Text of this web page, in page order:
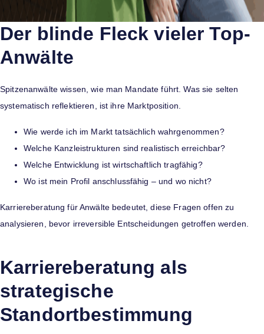
Der blinde Fleck vieler Top-
Anwälte
Spitzenanwälte wissen, wie man Mandate führt. Was sie selten
systematisch reflektieren, ist ihre Marktposition.
Wie werde ich im Markt tatsächlich wahrgenommen?
Welche Kanzleistrukturen sind realistisch erreichbar?
Welche Entwicklung ist wirtschaftlich tragfähig?
Wo ist mein Profil anschlussfähig – und wo nicht?
Karriereberatung für Anwälte bedeutet, diese Fragen offen zu
analysieren, bevor irreversible Entscheidungen getroffen werden.
Karriereberatung als
strategische
Standortbestimmung